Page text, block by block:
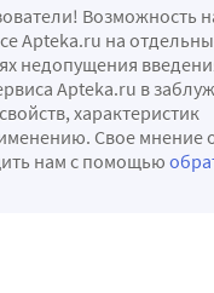
Возможность
Apteka.ru на
недопущения
Apteka.ru в
характеристик
Свое мнение
нам с помощью